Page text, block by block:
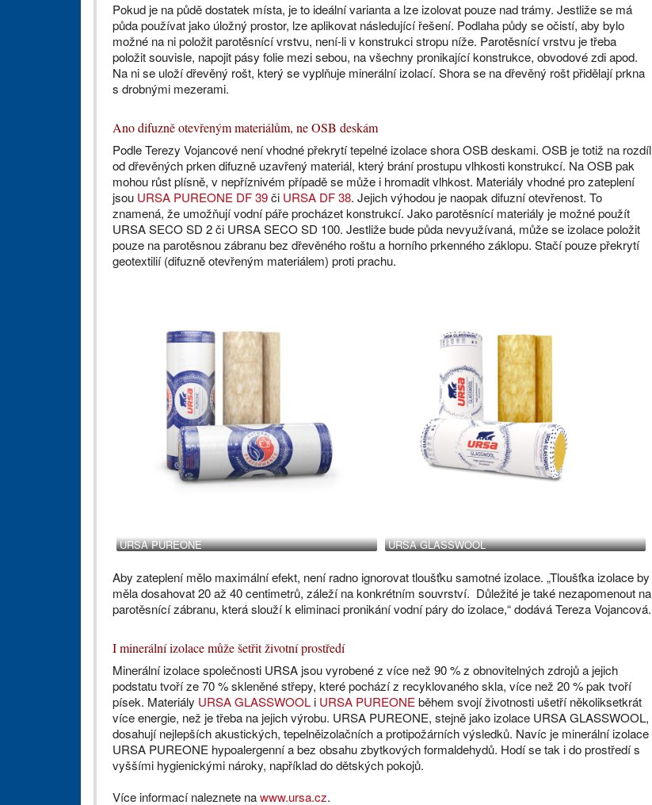
Pokud je na půdě dostatek místa, je to ideální varianta a lze izolovat pouze nad trámy. Jestliže se má
půda používat jako úložný prostor, lze aplikovat následující řešení. Podlaha půdy se očistí, aby bylo
možné na ni položit parotěsnící vrstvu, není-li v konstrukci stropu níže. Parotěsnící vrstvu je třeba
položit souvisle, napojit pásy folie mezi sebou, na všechny pronikající konstrukce, obvodové zdi apod.
Na ni se uloží dřevěný rošt, který se vyplňuje minerální izolací. Shora se na dřevěný rošt přidělají prkna
s drobnými mezerami.
Ano difuzně otevřeným materiálům, ne OSB deskám
Podle Terezy Vojancové není vhodné překrytí tepelné izolace shora OSB deskami. OSB je totiž na rozdíl
od dřevěných prken difuzně uzavřený materiál, který brání prostupu vlhkosti konstrukcí. Na OSB pak
mohou růst plísně, v nepříznivém případě se může i hromadit vlhkost. Materiály vhodné pro zateplení
jsou URSA PUREONE DF 39či URSA DF 38. Jejich výhodou je naopak difuzní otevřenost. To
znamená, že umožňují vodní páře procházet konstrukcí. Jako parotěsnící materiály je možné použít
URSA SECO SD 2 či URSA SECO SD 100. Jestliže bude půda nevyužívaná, může se izolace položit
pouze na parotěsnou zábranu bez dřevěného roštu a horního prkenného záklopu. Stačí pouze překrytí
geotextilií (difuzně otevřeným materiálem) proti prachu.
URSA PUREONE URSA GLASSWOOL
Aby zateplení mělo maximální efekt, není radno ignorovat tloušťku samotné izolace. „Tloušťka izolace by
měla dosahovat 20 až 40 centimetrů, záleží na konkrétním souvrství. Důležité je také nezapomenout na
parotěsnící zábranu, která slouží k eliminaci pronikání vodní páry do izolace,“ dodává Tereza Vojancová.
I minerální izolace může šetřit životní prostředí
Minerální izolace společnosti URSA jsou vyrobené z více než 90 % z obnovitelných zdrojů a jejich
podstatu tvoří ze 70 % skleněné střepy, které pochází z recyklovaného skla, více než 20 % pak tvoří
písek. Materiály URSA GLASSWOOL i URSA PUREONE během svojí životnosti ušetří několiksetkrát
více energie, než je třeba na jejich výrobu. URSA PUREONE, stejně jako izolace URSA GLASSWOOL,
dosahují nejlepších akustických, tepelněizolačních a protipožárních výsledků. Navíc je minerální izolace
URSA PUREONE hypoalergenní a bez obsahu zbytkových formaldehydů. Hodí se tak i do prostředí s
vyššími hygienickými nároky, například do dětských pokojů.
Více informací naleznete nawww.ursa.cz.